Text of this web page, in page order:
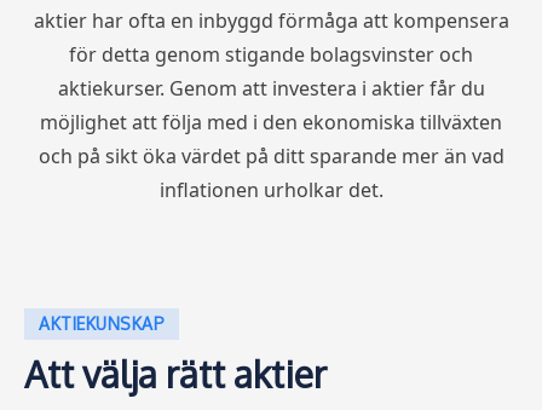
aktier har ofta en inbyggd förmåga att kompensera
för detta genom stigande bolagsvinster och
aktiekurser. Genom att investera i aktier får du
möjlighet att följa med i den ekonomiska tillväxten
och på sikt öka värdet på ditt sparande mer än vad
inflationen urholkar det.
AKTIEKUNSKAP
Att välja rätt aktier